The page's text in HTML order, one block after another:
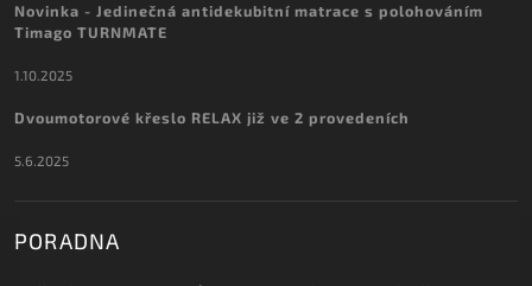
Novinka - Jedinečná antidekubitní matrace s polohováním
Timago TURNMATE
1.10.2025
Dvoumotorové křeslo RELAX již ve 2 provedeních
5.6.2025
PORADNA